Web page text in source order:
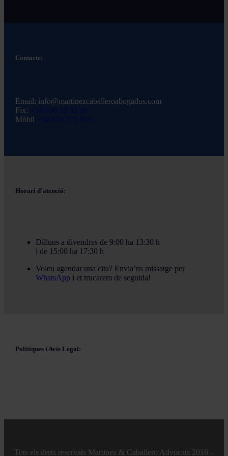
Contacte:
Email: info@martinezcaballeroabogados.com
Fix: +34 936 32 32 36
Mòbil +34 628 379 016
Horari d'atenció:
Dilluns a divendres de 9:00 ha 13:30 h
i de 15:00 ha 17:30 h
Voleu agendar una cita? Envia’ns missatge per
WhatsApp i et trucarem de seguida!
Polítiques i Avís Legal:
Tots els drets reservats Martinez & Caballero Advocats 2016 –